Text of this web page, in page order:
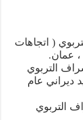
الإشراف التربوي ( اتجاهات
، عمان.
دنلاب (1982) “الإشراف التربوي
ديراني عام
، (1976). الإشراف التربوي